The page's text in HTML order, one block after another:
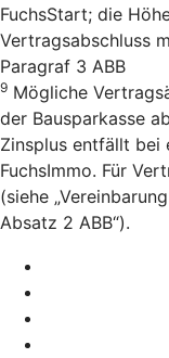
FuchsStart; die
Vertragsabschluss
Paragraf 3 ABB
9 Mögliche
der Bausparkasse
Zinsplus entfällt bei
FuchsImmo. Für
(siehe
Absatz 2 ABB“).